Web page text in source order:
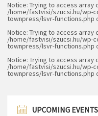
Notice: Trying to access
/home/fastvisi/szucsi.hu/wp-
townpress/lsvr-functions.php
Notice: Trying to access
/home/fastvisi/szucsi.hu/wp-
townpress/lsvr-functions.php
Notice: Trying to access
/home/fastvisi/szucsi.hu/wp-
townpress/lsvr-functions.php
UPCOMING EVENTS